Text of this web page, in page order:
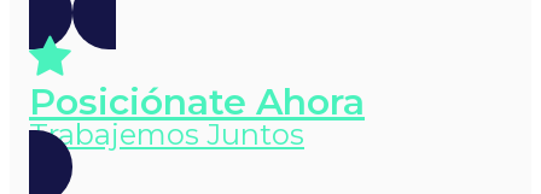
Posiciónate Ahora
Trabajemos Juntos